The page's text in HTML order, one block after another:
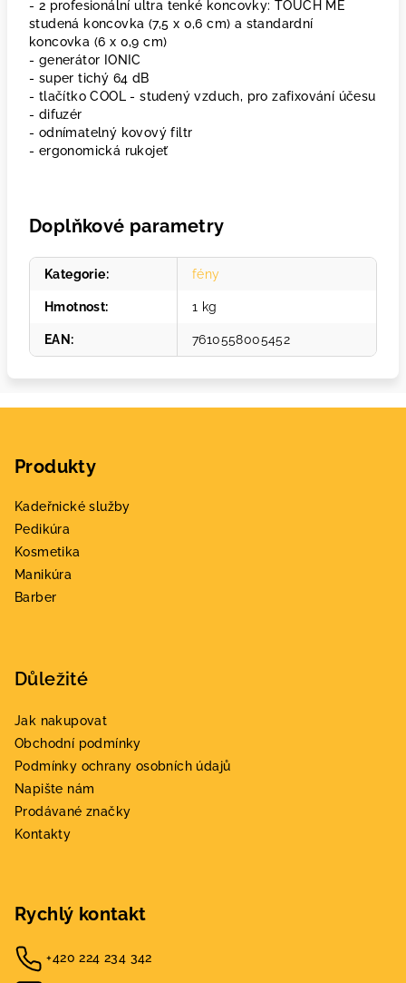
- 2 profesionální ultra tenké koncovky: TOUCH ME
studená koncovka (7,5 x 0,6 cm) a standardní
koncovka (6 x 0,9 cm)
- generátor IONIC
- super tichý 64 dB
- tlačítko COOL - studený vzduch, pro zafixování účesu
- difuzér
- odnímatelný kovový filtr
- ergonomická rukojeť
Doplňkové parametry
Kategorie: fény
Hmotnost: 1 kg
EAN : 7610558005452
Produkty
Kadeřnické služby
Pedikúra
Kosmetika
Manikúra
Barber
Důležité
Jak nakupovat
Obchodní podmínky
Podmínky ochrany osobních údajů
Napište nám
Prodávané značky
Kontakty
Rychlý kontakt
+420 224 234 342